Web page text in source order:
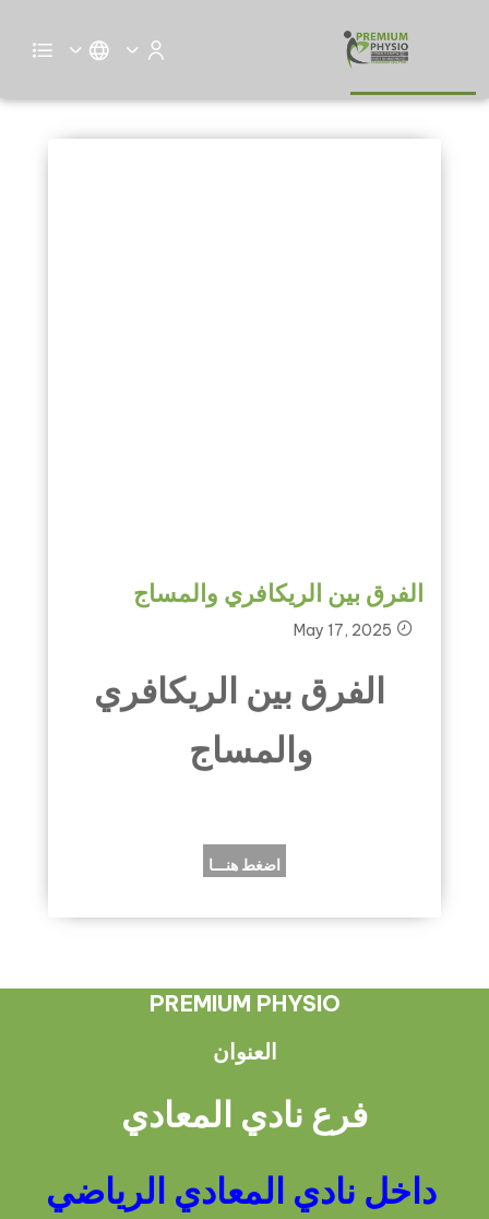
الفرق بين الريكافري والمساج
الفرق بين الريكافري والمساج
May 17, 2025
الفرق بين الريكافري
والمساج
اضغط هنـــا
PREMIUM PHYSIO
العنوان
فرع نادي المعادي
داخل نادي المعادي الرياضي